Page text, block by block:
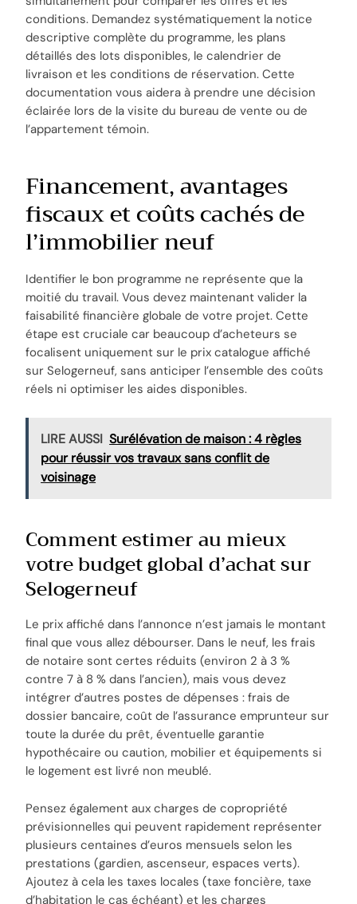
conditions. Demandez systématiquement la notice
descriptive complète du programme, les plans
détaillés des lots disponibles, le calendrier de
livraison et les conditions de réservation. Cette
documentation vous aidera à prendre une décision
éclairée lors de la visite du bureau de vente ou de
l’appartement témoin.
Financement, avantages
fiscaux et coûts cachés de
l’immobilier neuf
Identifier le bon programme ne représente que la
moitié du travail. Vous devez maintenant valider la
faisabilité financière globale de votre projet. Cette
étape est cruciale car beaucoup d’acheteurs se
focalisent uniquement sur le prix catalogue affiché
sur Selogerneuf, sans anticiper l’ensemble des coûts
réels ni optimiser les aides disponibles.
LIRE AUSSI Surélévation de maison : 4 règles
pour réussir vos travaux sans conflit de
voisinage
Comment estimer au mieux
votre budget global d’achat sur
Selogerneuf
Le prix affiché dans l’annonce n’est jamais le montant
final que vous allez débourser. Dans le neuf, les frais
de notaire sont certes réduits (environ 2 à 3 %
contre 7 à 8 % dans l’ancien), mais vous devez
intégrer d’autres postes de dépenses : frais de
dossier bancaire, coût de l’assurance emprunteur sur
toute la durée du prêt, éventuelle garantie
hypothécaire ou caution, mobilier et équipements si
le logement est livré non meublé.
Pensez également aux charges de copropriété
prévisionnelles qui peuvent rapidement représenter
plusieurs centaines d’euros mensuels selon les
prestations (gardien, ascenseur, espaces verts).
Ajoutez à cela les taxes locales (taxe foncière, taxe
d’habitation le cas échéant) et les charges